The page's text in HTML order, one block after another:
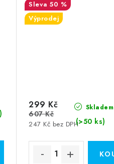
50 %
Výprodej
Skladem
(>50 ks)
247 Kč bez DPH
299 Kč
607 Kč